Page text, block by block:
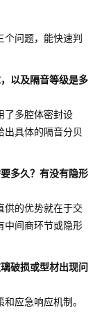
个问题，能快速判
以及隔音等级是多
了多腔体密封设
具体的隔音分贝
多久？有没有隐形
供的优势就在于交
中间商环节或隐形
破损或型材出现问
应急响应机制。